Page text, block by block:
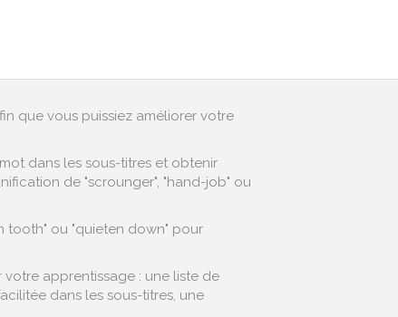
que vous puissiez améliorer votre
dans les sous-titres et obtenir
de "scrounger", "hand-job" ou
tooth" ou "quieten down" pour
apprentissage : une liste de
dans les sous-titres, une